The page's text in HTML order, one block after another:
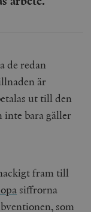
de redan
är
ut till den
inte bara gäller
fram till
siffrorna
som